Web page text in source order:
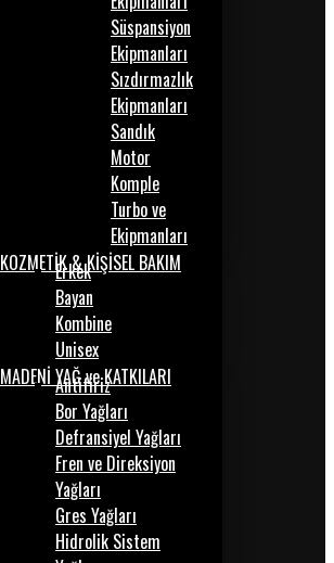
Süspansiyon
Ekipmanları
Sızdırmazlık
Ekipmanları
Sandık
Motor
Komple
Turbo ve
Ekipmanları
KOZMETİK & KİŞİSEL BAKIM
Erkek
Bayan
Kombine
Unisex
MADENİ YAĞ ve KATKILARI
Antifiriz
Bor Yağları
Defransiyel Yağları
Fren ve Direksiyon
Yağları
Gres Yağları
Hidrolik Sistem